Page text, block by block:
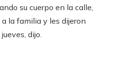
su cuerpo en la calle,
la familia y les dijeron
dijo.